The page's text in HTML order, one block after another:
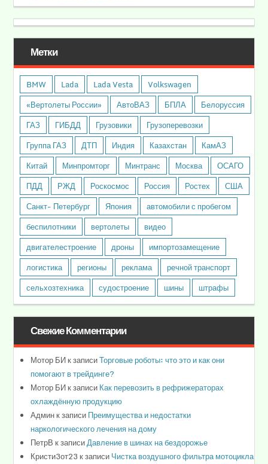
Метки
BMW Lada Lada Vesta
Volkswagen
«Вертолеты России»
АвтоВАЗ БПЛА
Белоруссия
ГАЗ
ГИБДД Грузовики
Грузоперевозки
Группа ГАЗ
ДТП Индия Казахстан
КамАЗ
Китай
Минпромторг Минтранс Москва
ОСАГО
ПДД
РЖД Роскосмос Россия Ростех
США
Санкт- Петербург
Япония
автомобили с пробегом
беспилотники
вертолеты
видео
двигателестроение
дроны
импортозамещение
логистика
регионы реклама
речной транспорт
сельхозтехника
судостроение шины штрафы
Свежие Комментарии
Мотор БИк записиТорговые роботы: что это и как они
помогают в трейдинге?
Мотор БИк записиКак перевозить в рефрижераторах
охлаждённую продукцию
Админк записиПреимущества и недостатки
наркологического лечения на дому
ПетрВ к записиДавление в шинах на бездорожье
Кристи3от23 к записиЧистка воздушного фильтра мотоцикла